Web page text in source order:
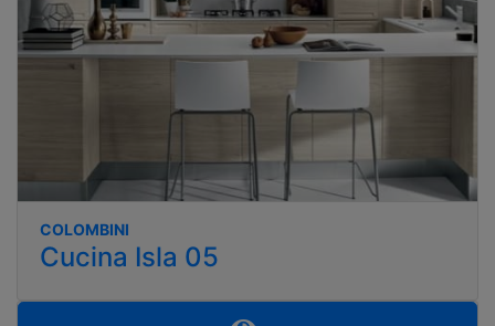
COLOMBINI
Cucina Isla 05